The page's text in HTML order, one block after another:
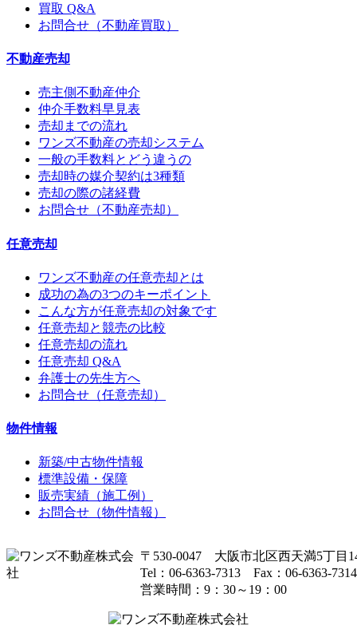
買取 Q&A
お問合せ（不動産買取）
不動産売却
売主側不動産仲介
仲介手数料早見表
売却までの流れ
ワンズ不動産の売却システム
一般の手数料とどう違うの
売却時の媒介契約は3種類
売却の際の諸経費
お問合せ（不動産売却）
任意売却
ワンズ不動産の任意売却とは
成功の為の3つのキーポイント
こんな方が任意売却の対象です
任意売却と競売の比較
任意売却の流れ
任意売却 Q&A
弁護士の先生方へ
お問合せ（任意売却）
物件情報
新築/中古物件情報
標準設備・保障
販売実績（施工例）
お問合せ（物件情報）
〒530-0047 大阪市北区西天満5丁目
Tel：06-6363-7313 Fax：06-6363-7314
営業時間：9：30～19：00